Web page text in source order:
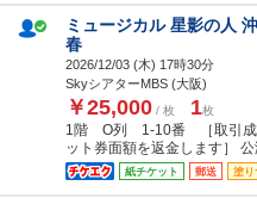
ミュージカル 星影の人
春
2026/12/03 (木) 17時30分
SkyシアターMBS (大阪)
￥25,000 / 枚 1枚
1階 O列 1-10番 ［取引成
ット券面額を返金します］
紙チケット 郵送 塗り